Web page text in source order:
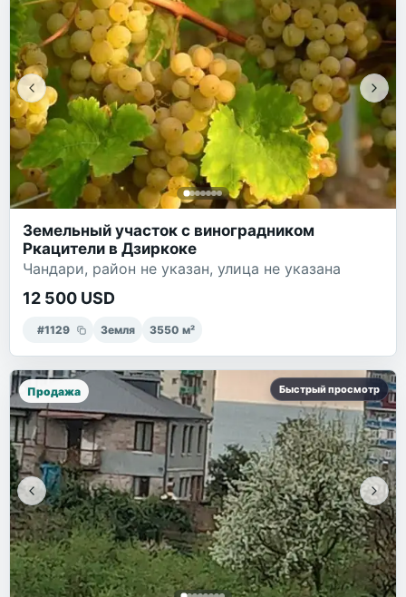
Земельный участок с виноградником
Ркацители в Дзиркоке
Чандари, район не указан, улица не указана
12 500 USD
#1129 Земля 3550 м²
Продажа Быстрый просмотр